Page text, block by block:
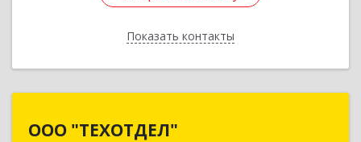
Показать контакты
Назад
ООО "ТЕХОТДЕЛ"